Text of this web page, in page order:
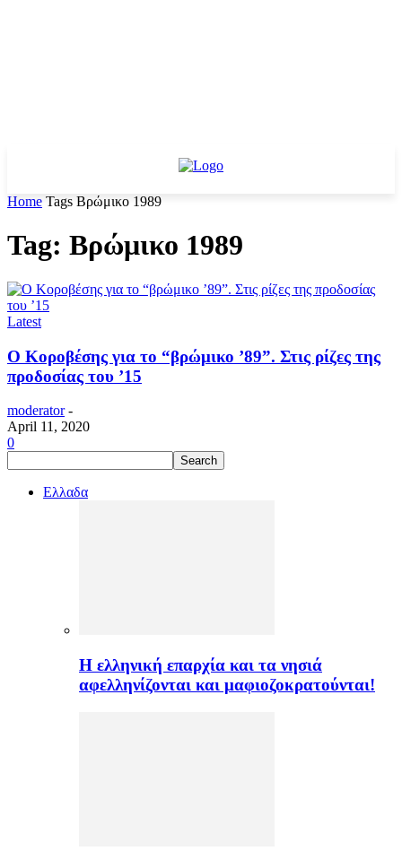
Home Tags Βρώμικο 1989
Tag: Βρώμικο 1989
Latest
Ο Κοροβέσης για το “βρώμικο ’89”. Στις ρίζες της
προδοσίας του ’15
moderator -
April 11, 2020
0
Ελλαδα
H ελληνική επαρχία και τα νησιά
αφελληνίζονται και μαφιοζοκρατούνται!